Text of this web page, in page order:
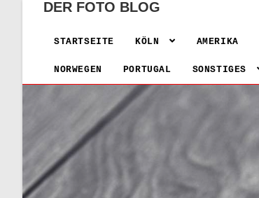
DER FOTO BLOG
STARTSEITE KÖLN AMERIKA
NORWEGEN PORTUGAL SONSTIGES